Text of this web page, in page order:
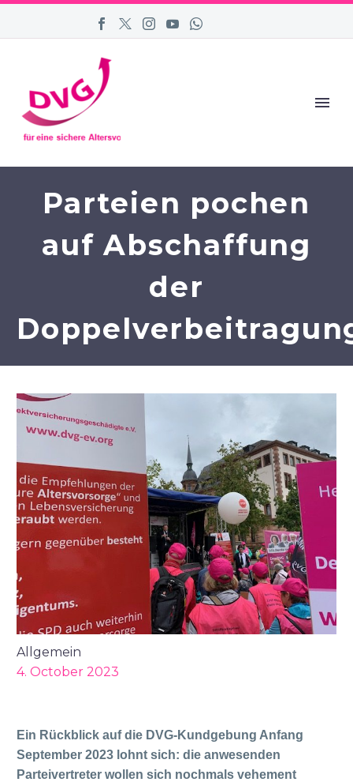
Parteien pochen
auf Abschaffung
der
Allgemein
4. October 2023
Ein Rückblick auf die DVG-Kundgebung Anfang
September 2023 lohnt sich: die anwesenden
Parteivertreter wollen sich nochmals vehement